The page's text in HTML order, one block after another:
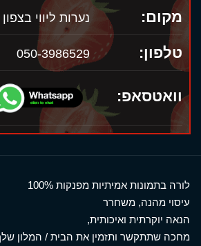
מקום: נערות ליווי בצפון
טלפון: 050-3986529
וואטסאפ:
לורה בתמונות אמיתיות מפנקות 100%
עיסוי מהנה, משחרר
הנאה יוקרתית ואיכותית,
מחכה שתתקשר ותזמין את הבית / המלון